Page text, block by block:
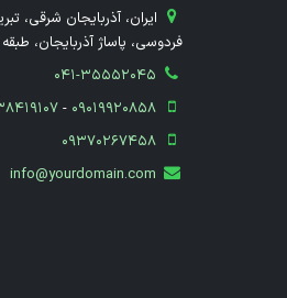
ایران، آذربایجان شرقی،
فردوسی، پاساژ آذربایجان، طبقه
041-35552045
-09019920858
09370267458
info@yourdomain.com